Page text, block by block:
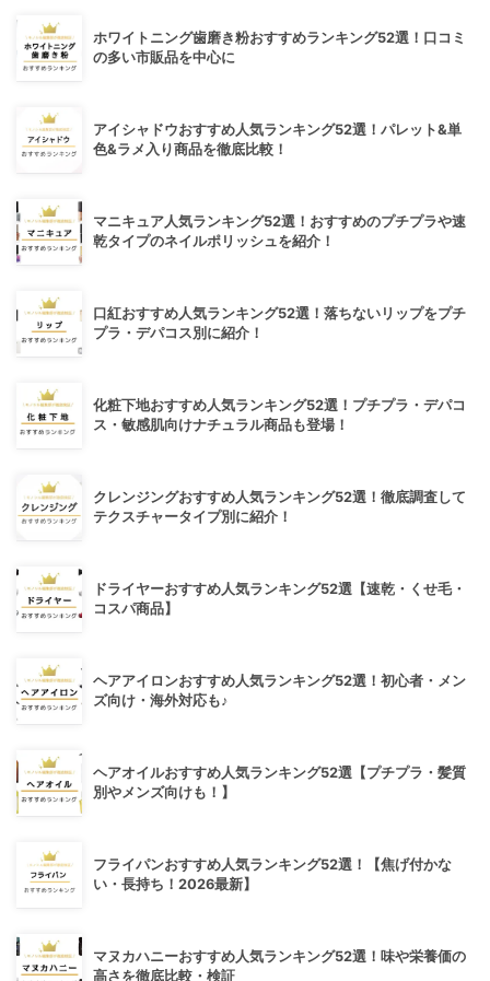
ホワイトニング歯磨き粉おすすめランキング52選！口コミ
の多い市販品を中心に
アイシャドウおすすめ人気ランキング52選！パレット&単
色&ラメ入り商品を徹底比較！
マニキュア人気ランキング52選！おすすめのプチプラや速
乾タイプのネイルポリッシュを紹介！
口紅おすすめ人気ランキング52選！落ちないリップをプチ
プラ・デパコス別に紹介！
化粧下地おすすめ人気ランキング52選！プチプラ・デパコ
ス・敏感肌向けナチュラル商品も登場！
クレンジングおすすめ人気ランキング52選！徹底調査して
テクスチャータイプ別に紹介！
ドライヤーおすすめ人気ランキング52選【速乾・くせ毛・
コスパ商品】
ヘアアイロンおすすめ人気ランキング52選！初心者・メン
ズ向け・海外対応も♪
ヘアオイルおすすめ人気ランキング52選【プチプラ・髪質
別やメンズ向けも！】
フライパンおすすめ人気ランキング52選！【焦げ付かな
い・長持ち！2026最新】
マヌカハニーおすすめ人気ランキング52選！味や栄養価の
高さを徹底比較・検証